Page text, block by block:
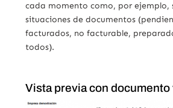
cada momento como, por ejemplo,
situaciones de documentos
facturados, no facturable,
todos).
Vista previa con documento